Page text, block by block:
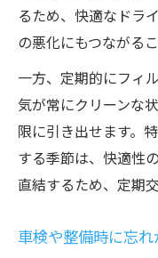
るため、快適なドラ
の悪化にもつながる
一方、定期的にフィ
気が常にクリーンな
限に引き出せます。
する季節は、快適性
直結するため、定期
車検や整備時に忘